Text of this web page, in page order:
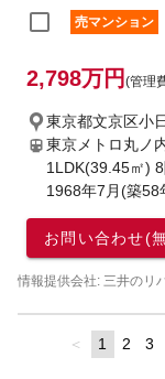
売マンション
2,798万円 (管理
東京都文京区小
東京メトロ丸ノ
1LDK(39.45㎡)
1968年7月(築58
お問い合わせ(
情報提供会社: 三井の
page
You're
1 page
2 3